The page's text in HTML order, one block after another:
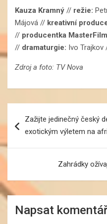
Kauza Kramný // režie:
Májová // kreativní
// producentka
// dramaturgie: Ivo Trajkov
Zdroj a foto: TV Nova
pro
příspěvek
Zažijte jedinečný český
exotickým výletem na
Zahrádky
Napsat komentář